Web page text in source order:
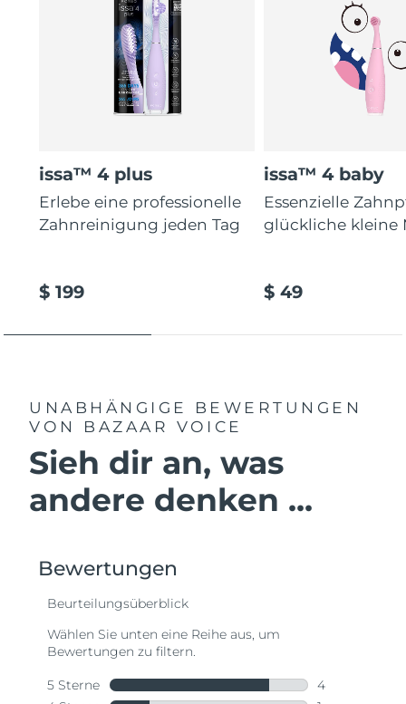
issa™ 4 plus
Erlebe eine professionelle
Zahnreinigung jeden Tag
$ 199
issa™ 4 baby
Essenzielle
glückliche kleine
$ 49
UNABHÄNGIGE BEWERTUNGEN
VON BAZAAR VOICE
Sieh dir an, was
andere denken ...